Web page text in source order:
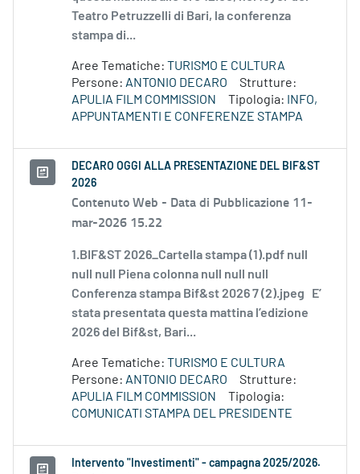
Teatro Petruzzelli di Bari, la conferenza
stampa di...
Aree Tematiche: TURISMO E CULTURA
Persone: ANTONIO DECARO
Strutture:
APULIA FILM COMMISSION
Tipologia:
INFO,
APPUNTAMENTI E CONFERENZE STAMPA
DECARO OGGI ALLA PRESENTAZIONE DEL BIF&ST
2026
Contenuto Web - Data di Pubblicazione 11-
mar-2026 15.22
1.BIF&ST 2026_Cartella stampa (1).pdf null
null null Piena colonna null null null
Conferenza stampa Bif&st 2026 7 (2).jpeg E’
stata presentata questa mattina l’edizione
2026 del Bif&st, Bari...
Aree Tematiche: TURISMO E CULTURA
Persone: ANTONIO DECARO
Strutture:
APULIA FILM COMMISSION
Tipologia:
COMUNICATI STAMPA DEL PRESIDENTE
Intervento "Investimenti" - campagna 2025/2026.